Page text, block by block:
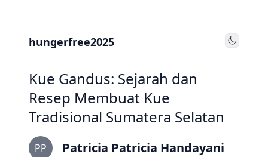
hungerfree2025 Toggle
Kue Gandus: Sejarah dan
Resep Membuat Kue
Tradisional Sumatera Selatan
PP Patricia Patricia Handayani